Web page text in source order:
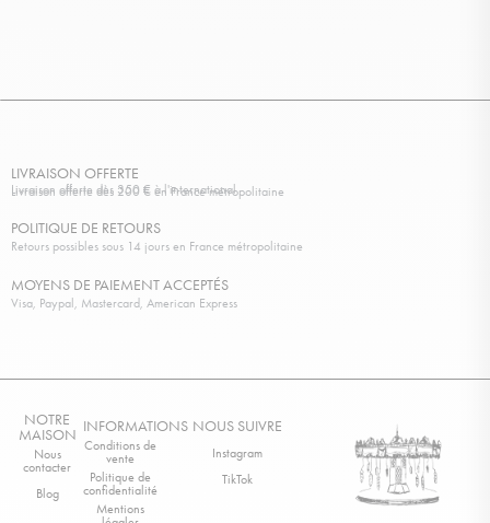
LIVRAISON OFFERTE
Livraison offerte dès 200 € en France métropolitaine
Livraison offerte dès 350 € à l'international
POLITIQUE DE RETOURS
Retours possibles sous 14 jours en France métropolitaine
MOYENS DE PAIEMENT ACCEPTÉS
Visa, Paypal, Mastercard, American Express
NOTRE
MAISON
Nous
contacter
Blog
INFORMATIONS
Conditions de
vente
Politique de
confidentialité
Mentions
NOUS SUIVRE
Instagram
TikTok